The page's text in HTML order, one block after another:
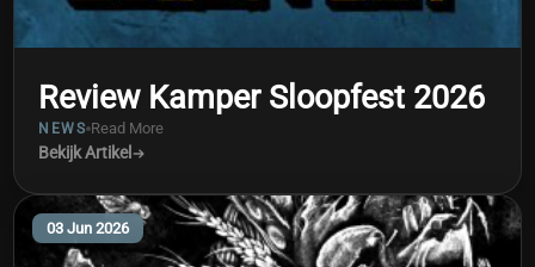
Review Kamper Sloopfest 2026
NEWS Read More
Bekijk Artikel
03 Jun 2026